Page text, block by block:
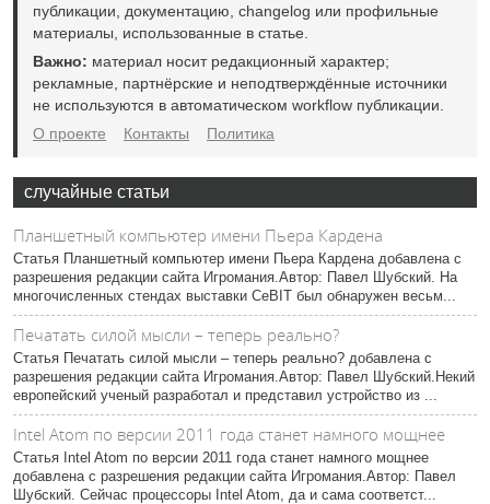
публикации, документацию, changelog или профильные
материалы, использованные в статье.
Важно: материал носит редакционный характер;
рекламные, партнёрские и неподтверждённые источники
не используются в автоматическом workflow публикации.
О проекте
Контакты Политика
случайные статьи
Планшетный компьютер имени Пьера Кардена
Статья Планшетный компьютер имени Пьера Кардена добавлена с
разрешения редакции сайта Игромания.Автор: Павел Шубский. На
многочисленных стендах выставки CeBIT был обнаружен весьм...
Печатать силой мысли – теперь реально?
Статья Печатать силой мысли – теперь реально? добавлена с
разрешения редакции сайта Игромания.Автор: Павел Шубский.Некий
европейский ученый разработал и представил устройство из ...
Intel Atom по версии 2011 года станет намного мощнее
Статья Intel Atom по версии 2011 года станет намного мощнее
добавлена с разрешения редакции сайта Игромания.Автор: Павел
Шубский. Сейчас процессоры Intel Atom, да и сама соответст...